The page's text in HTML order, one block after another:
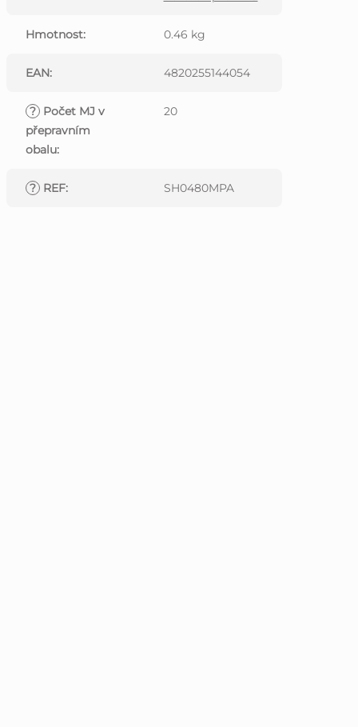
Hmotnost: 0.46 kg
EAN: 4820255144054
? Počet MJ v
přepravním
obalu:
20
? REF: SH0480MPA